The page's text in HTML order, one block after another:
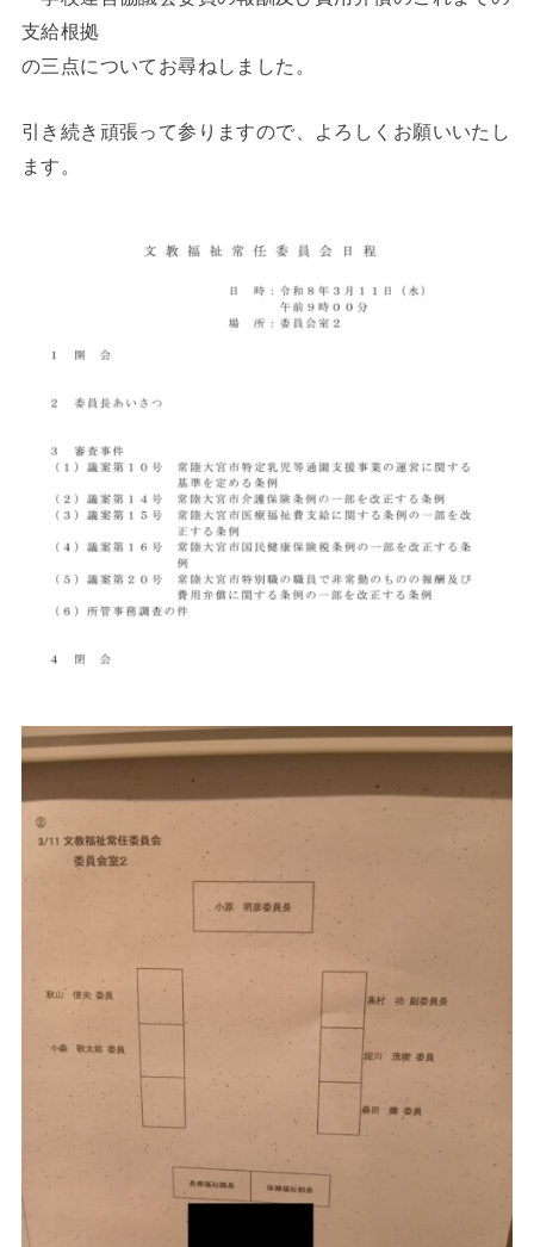
支給根拠
の三点についてお尋ねしました。
引き続き頑張って参りますので、よろしくお願いいたし
ます。